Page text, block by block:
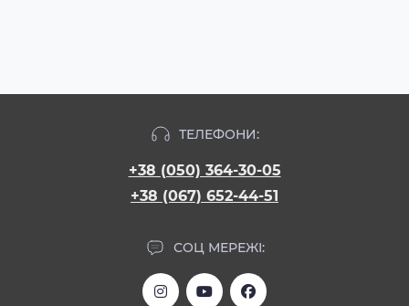
ТЕЛЕФОНИ:
+38 (050) 364-30-05
+38 (067) 652-44-51
СОЦ МЕРЕЖІ: